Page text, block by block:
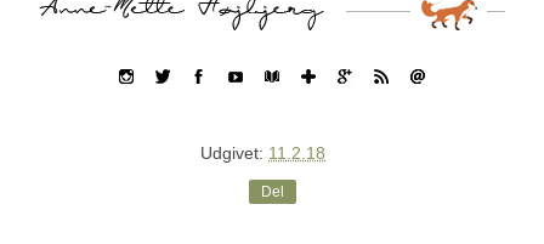
Udgivet: 11.2.18
Del